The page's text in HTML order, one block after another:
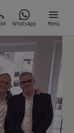
WhatsApp Menü